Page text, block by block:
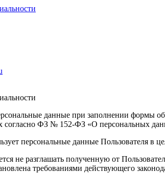
данные при заполнении формы
согласно ФЗ № 152-ФЗ «О персональных
персональные данные Пользователя в
не разглашать полученную от
требованиями действующего